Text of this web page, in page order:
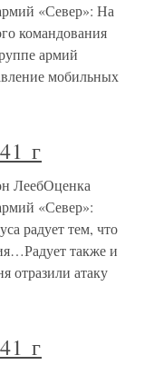
«Север»: На
командования
армий
мобильных
г
ЛеебОценка
«Север»:
радует тем, что
также и
отразили атаку
г